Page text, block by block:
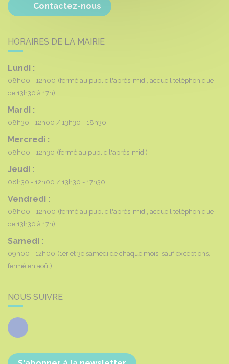
Contactez-nous
HORAIRES DE LA MAIRIE
Lundi :
08h00 - 12h00 (fermé au public l'après-midi, accueil téléphonique
de 13h30 à 17h)
Mardi :
08h30 - 12h00 13h30 - 18h30
Mercredi :
08h00 - 12h30 (fermé au public l'après-midi)
Jeudi :
08h30 - 12h00 13h30 - 17h30
Vendredi :
08h00 - 12h00 (fermé au public l'après-midi, accueil téléphonique
de 13h30 à 17h)
Samedi :
09h00 - 12h00 (1er et 3e samedi de chaque mois, sauf exceptions,
fermé en août)
NOUS SUIVRE
Facebook